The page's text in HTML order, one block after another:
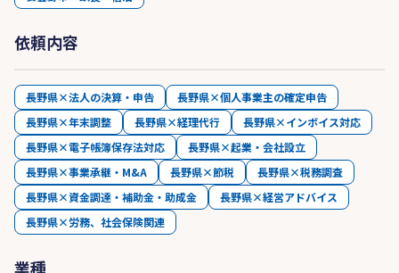
依頼内容
長野県×法人の決算・申告
長野県×個人事業主の確定申告
長野県×年末調整
長野県×経理代行
長野県×インボイス対応
長野県×電子帳簿保存法対応
長野県×起業・会社設立
長野県×事業承継・M&A
長野県×節税
長野県×税務調査
長野県×資金調達・補助金・助成金
長野県×経営アドバイス
長野県×労務、社会保険関連
業種